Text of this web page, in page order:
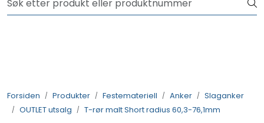
Skip to main contentNYHET! 150 nye varer
Forsiden Produkter Festemateriell Anker
Slaganker
OUTLET utsalg
T-rør malt Short radius 60,3-76,1mm
Rådgivning